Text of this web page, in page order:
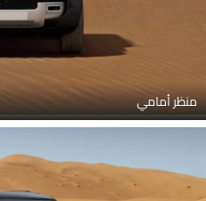
منظر أمامي